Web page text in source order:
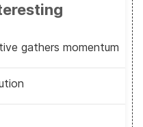
gathers momentum